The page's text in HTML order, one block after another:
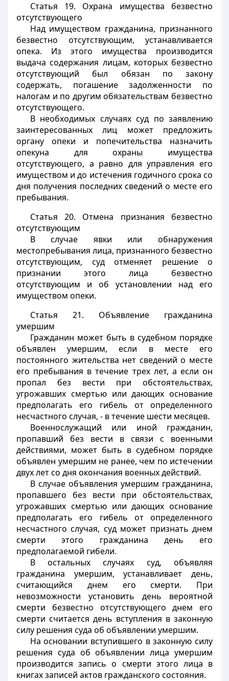
Статья 19. Охрана имущества безвестно
отсутствующего
Над имуществом гражданина, признанного
безвестно отсутствующим, устанавливается
опека. Из этого имущества производится
выдача содержания лицам, которых безвестно
отсутствующий был обязан по закону
содержать, погашение задолженности по
налогам и по другим обязательствам безвестно
отсутствующего.
В необходимых случаях суд по заявлению
заинтересованных лиц может предложить
органу опеки и попечительства назначить
опекуна для охраны имущества
отсутствующего, а равно для управления его
имуществом и до истечения годичного срока со
дня получения последних сведений о месте его
пребывания.
Статья 20. Отмена признания безвестно
отсутствующим
В случае явки или обнаружения
местопребывания лица, признанного безвестно
отсутствующим, суд отменяет решение о
признании этого лица безвестно
отсутствующим и об установлении над его
имуществом опеки.
Статья 21. Объявление гражданина
умершим
Гражданин может быть в судебном порядке
объявлен умершим, если в месте его
постоянного жительства нет сведений о месте
его пребывания в течение трех лет, а если он
пропал без вести при обстоятельствах,
угрожавших смертью или дающих основание
предполагать его гибель от определенного
несчастного случая, - в течение шести месяцев.
Военнослужащий или иной гражданин,
пропавший без вести в связи с военными
действиями, может быть в судебном порядке
объявлен умершим не ранее, чем по истечении
двух лет со дня окончания военных действий.
В случае объявления умершим гражданина,
пропавшего без вести при обстоятельствах,
угрожавших смертью или дающих основание
предполагать его гибель от определенного
несчастного случая, суд может признать днем
смерти этого гражданина день его
предполагаемой гибели.
В остальных случаях суд, объявляя
гражданина умершим, устанавливает день,
считающийся днем его смерти. При
невозможности установить день вероятной
смерти безвестно отсутствующего днем его
смерти считается день вступления в законную
силу решения суда об объявлении умершим.
На основании вступившего в законную силу
решения суда об объявлении лица умершим
производится запись о смерти этого лица в
книгах записей актов гражданского состояния.